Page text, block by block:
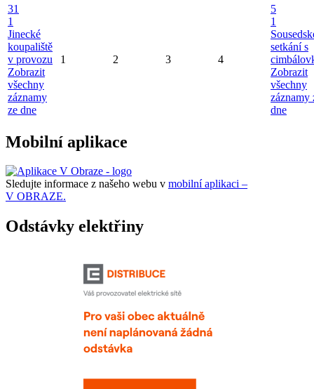
31
1
Jinecké
koupaliště
v provozu
Zobrazit
všechny
záznamy
ze dne
1 2 3 4
5
1
setkání s
Zobrazit
všechny
záznamy
dne
Mobilní aplikace
Sledujte informace z našeho webu v mobilní aplikaci –
V OBRAZE.
Odstávky elektřiny